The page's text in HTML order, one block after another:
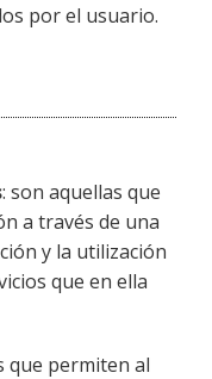
por el usuario.
: son aquellas que
a través de una
y la utilización
que en ella
que permiten al